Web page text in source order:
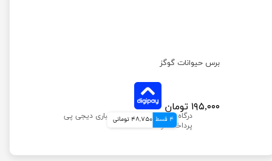
برس حیوانات گوگز
۱۹۵,۰۰۰ تومان
4 قسط 48,750 تومانی